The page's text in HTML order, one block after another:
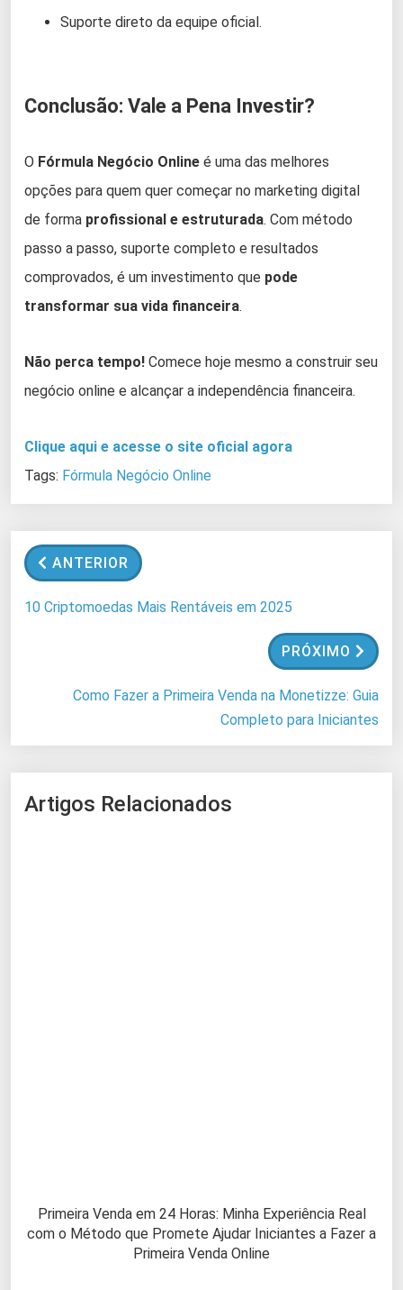
Suporte direto da equipe oficial.
Conclusão: Vale a Pena Investir?
O Fórmula Negócio Online é uma das melhores
opções para quem quer começar no marketing digital
de forma profissional e estruturada. Com método
passo a passo, suporte completo e resultados
comprovados, é um investimento que pode
transformar sua vida financeira.
Não perca tempo! Comece hoje mesmo a construir seu
negócio online e alcançar a independência financeira.
Clique aqui e acesse o site oficial agora
Tags: Fórmula Negócio Online
ANTERIOR
10 Criptomoedas Mais Rentáveis em 2025
PRÓXIMO
Como Fazer a Primeira Venda na Monetizze: Guia
Completo para Iniciantes
Artigos Relacionados
Primeira Venda em 24 Horas: Minha Experiência Real
com o Método que Promete Ajudar Iniciantes a Fazer a
Primeira Venda Online